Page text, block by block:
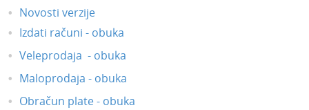
Novosti verzije
Izdati računi - obuka
Veleprodaja - obuka
Maloprodaja - obuka
Obračun plate - obuka